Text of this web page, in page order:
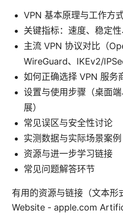
VPN 基本原理与工作方
关键指标：速度、稳定
主流 VPN 协议对比（
WireGuard、IKEv2/
如何正确选择 VPN 服务
设置与使用步骤（桌面
展）
常见误区与安全性讨论
实测数据与实际场景案例
资源与进一步学习链接
常见问题解答环节
有用的资源与链接（文本形
Website - apple.com